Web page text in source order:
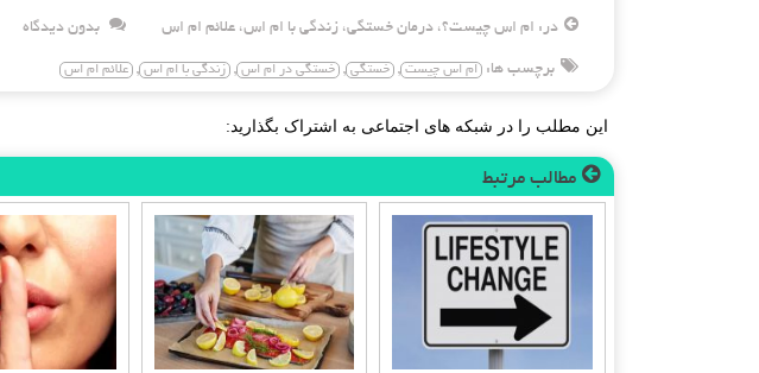
در: ام اس چیست؟، درمان خستگی، زندگی با ام اس، علائم ام اس بدون دیدگاه
برچسب ها: ام اس چیست , خستگی , خستگی در ام اس , زندگی با ام اس , علائم ام اس
این مطلب را در شبکه های اجتماعی به اشتراک بگذارید:
مطالب مرتبط